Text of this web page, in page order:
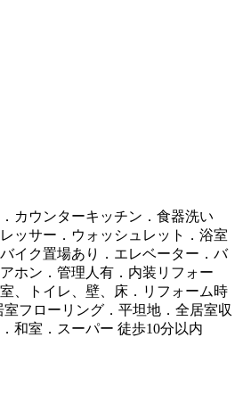
カウンターキッチン．食器洗い
ッサー．ウォッシュレット．浴室
イク置場あり．エレベーター．バ
ホン．管理人有．内装リフォー
、トイレ、壁、床．リフォーム時
室フローリング．平坦地．全居室収
和室．スーパー 徒歩10分以内